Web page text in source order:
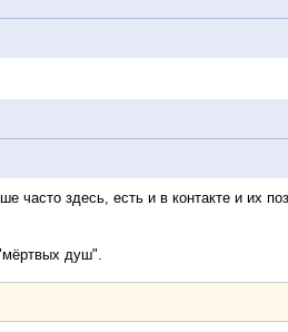
часто здесь, есть и в контакте и их
душ".